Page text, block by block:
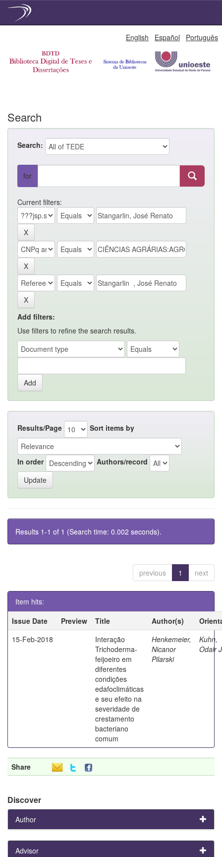
English Español Português
Search
Search:
for
Current filters:
Add filters:
Use filters to refine the search results.
Results/Page Sort items by
In order Authors/record
Results 1-1 of 1 (Search time: 0.002 seconds).
previous 1 next
Item hits:
Issue Date
Preview Title Author(s)
15-Feb-2018
Interação
Trichoderma-
feijoeiro em
diferentes
condições
edafoclimáticas
e seu efeito na
severidade de
crestamento
bacteriano
comum
Henkemeier,
Nicanor
Pilarski
Kuhn,
Odair
Share
Discover
Author
Advisor